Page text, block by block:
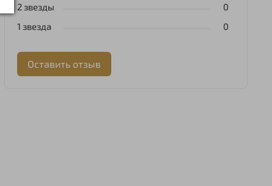
2 звезды
0
1 звезда
0
Оставить отзыв